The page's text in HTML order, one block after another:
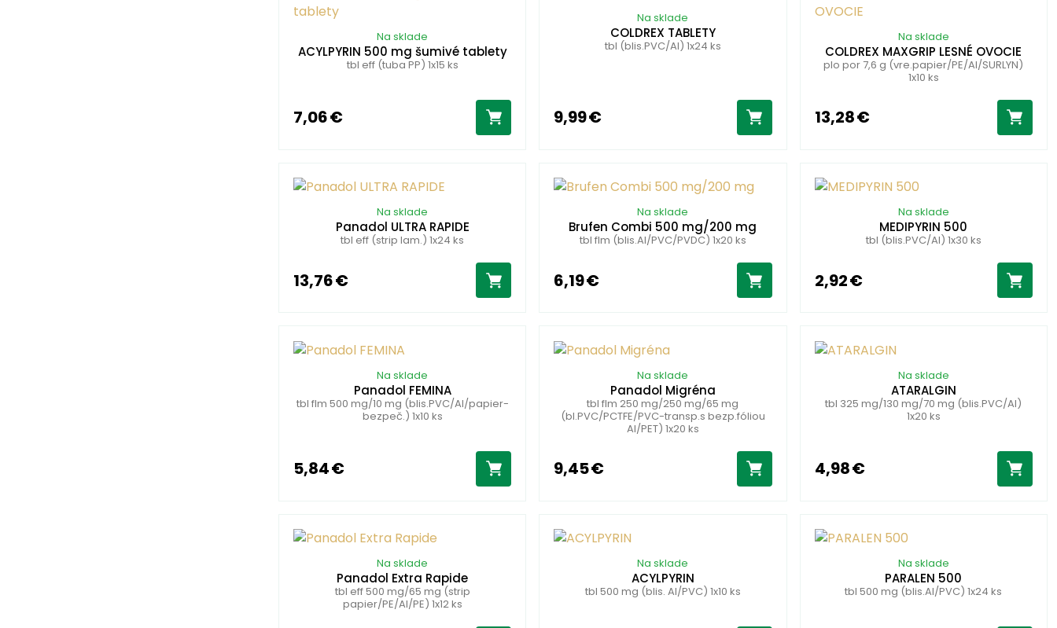
Na sklade
ACYLPYRIN 500 mg šumivé tablety
tbl eff (tuba PP) 1x15 ks
7,06 €
Na sklade
COLDREX TABLETY
tbl (blis.PVC/Al) 1x24 ks
9,99 €
Na sklade
COLDREX MAXGRIP LESNÉ OVOCIE
plo por 7,6 g (vre.papier/PE/Al/SURLYN)
1x10 ks
13,28 €
Na sklade
Panadol ULTRA RAPIDE
tbl eff (strip lam.) 1x24 ks
13,76 €
Na sklade
Brufen Combi 500 mg/200 mg
tbl flm (blis.Al/PVC/PVDC) 1x20 ks
6,19 €
Na sklade
MEDIPYRIN 500
tbl (blis.PVC/Al) 1x30 ks
2,92 €
Na sklade
Panadol FEMINA
tbl flm 500 mg/10 mg (blis.PVC/Al/papier-
bezpeč.) 1x10 ks
5,84 €
Na sklade
Panadol Migréna
tbl flm 250 mg/250 mg/65 mg
(bl.PVC/PCTFE/PVC-transp.s bezp.fóliou
Al/PET) 1x20 ks
9,45 €
Na sklade
ATARALGIN
tbl 325 mg/130 mg/70 mg (blis.PVC/Al)
1x20 ks
4,98 €
Na sklade
Panadol Extra Rapide
tbl eff 500 mg/65 mg (strip
papier/PE/Al/PE) 1x12 ks
Na sklade
ACYLPYRIN
tbl 500 mg (blis. Al/PVC) 1x10 ks
Na sklade
PARALEN 500
tbl 500 mg (blis.Al/PVC) 1x24 ks